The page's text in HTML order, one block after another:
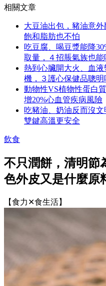
相關文章
大豆油出包，豬油意外
飽和脂肪也不怕
吃豆腐、喝豆漿能降
取量，４招脹氣族也能
熱到心臟開大火、血
機，３護心保健品聰明
動物性VS植物性蛋白
增20%心血管疾病風險
吃豬油、奶油反而沒
雙鍵高溫更安全
飲食
不只潤餅，清明節
色外皮又是什麼原
【食力✕食生活】